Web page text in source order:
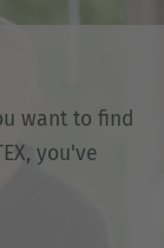
want to find
you've